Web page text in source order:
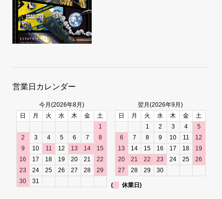
営業日カレンダー
今月(2026年8月)
日
月 火 水 木 金
土
1
2
3 4 5 6 7
8
9
10 11 12 13 14
15
16
17 18 19 20 21
22
23
24 25 26 27 28
29
30
31
翌月(2026年9月)
日
月 火 水 木 金
土
1
2 3 4
5
6
7 8 9 10 11
12
13
14 15 16 17 18
19
20
21 22 23 24 25
26
27
28 29 30
( 休業日)